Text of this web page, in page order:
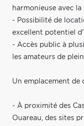
harmonieuse avec la
- Possibilité de
excellent potentiel
- Accès public à
les amateurs de
Un emplacement de
- À proximité des
Ouareau, des sites